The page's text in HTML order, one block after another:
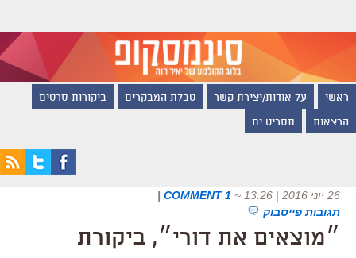
ראשי על אודות/יצירת קשר טבלת המבקרים ביקורות סרטים
הרצאות תסריט.ים
26 יוני 2016 | 13:26 ~
1 COMMENT
|
תגובות פייסבוק
״מוצאים את דורי״, ביקורת